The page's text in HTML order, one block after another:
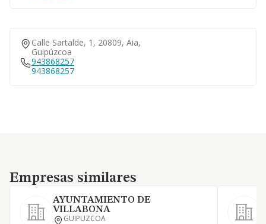
Calle Sartalde, 1, 20809, Aia,
Guipúzcoa
943868257
943868257
Empresas similares
Empresas similares
AYUNTAMIENTO DE
VILLABONA
GUIPUZCOA